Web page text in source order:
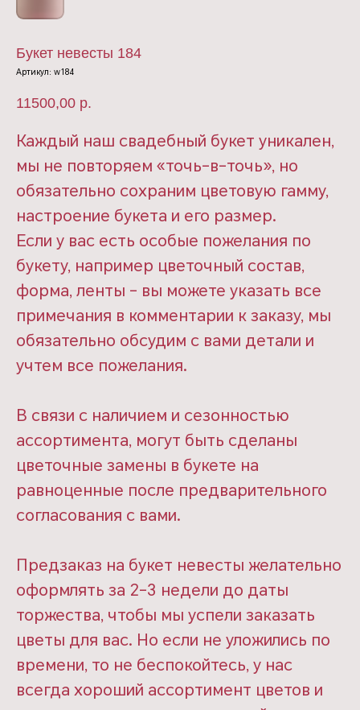
Букет невесты 184
Артикул: w184
11500,00 р.
Каждый наш свадебный букет уникален,
мы не повторяем «точь-в-точь», но
обязательно сохраним цветовую гамму,
настроение букета и его размер.
Если у вас есть особые пожелания по
букету, например цветочный состав,
форма, ленты - вы можете указать все
примечания в комментарии к заказу, мы
обязательно обсудим с вами детали и
учтем все пожелания.
В связи с наличием и сезонностью
ассортимента, могут быть сделаны
цветочные замены в букете на
равноценные после предварительного
согласования с вами.
Предзаказ на букет невесты желательно
оформлять за 2-3 недели до даты
торжества, чтобы мы успели заказать
цветы для вас. Но если не уложились по
времени, то не беспокойтесь, у нас
всегда хороший ассортимент цветов и